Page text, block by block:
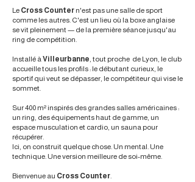
Le Cross Counter n'est pas une salle de sport
comme les autres. C'est un lieu où la boxe anglaise
se vit pleinement — de la première séance jusqu'au
ring de compétition.
Installé àVilleurbanne, tout proche de Lyon, le club
accueille tous les profils : le débutant curieux, le
sportif qui veut se dépasser, le compétiteur qui vise le
sommet.
Sur 400 m² inspirés des grandes salles américaines :
un ring, des équipements haut de gamme, un
espace musculation et cardio, un sauna pour
récupérer.
Ici, on construit quelque chose. Un mental. Une
technique. Une version meilleure de soi-même.
Bienvenue au Cross Counter.